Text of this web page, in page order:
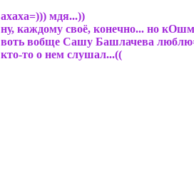
ахаха=))) мдя...))
ну, каждому своё, конечно... но
воть вобще Сашу Башлачева
кто-то о нем слушал...((